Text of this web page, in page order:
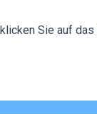
Sie auf das